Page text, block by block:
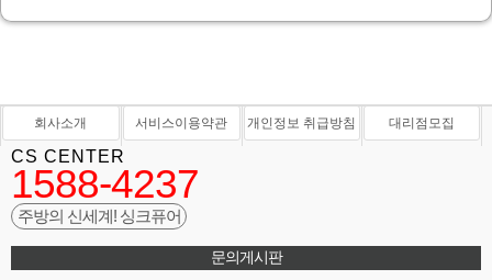
회사소개 서비스이용약관 개인정보 취급방침 대리점모집
CS CENTER
1588-4237
주방의 신세계! 싱크퓨어
문의게시판